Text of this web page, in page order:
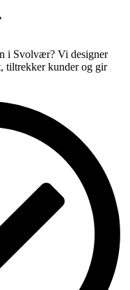
i Svolvær? Vi designer
tiltrekker kunder og gir